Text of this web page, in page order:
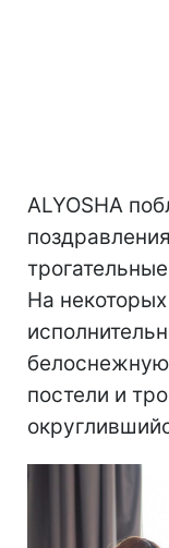
ALYOSHA
На
постели и